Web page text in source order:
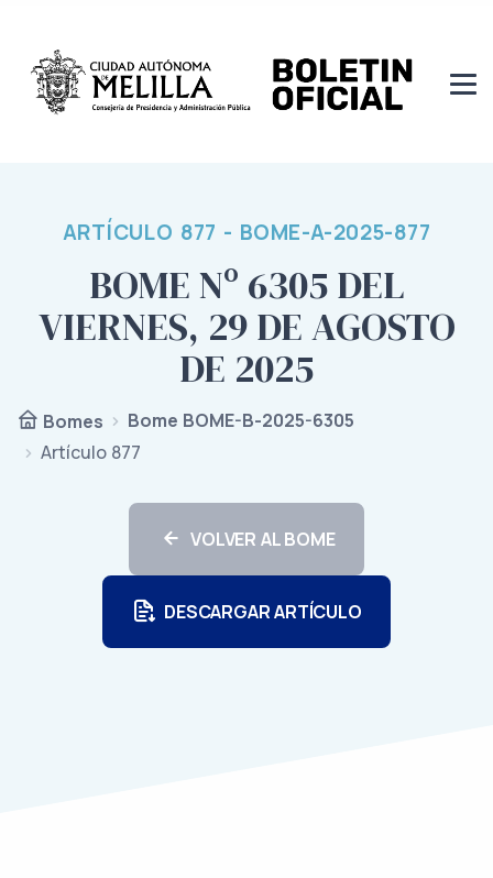
ARTÍCULO 877 - BOME-A-2025-877
BOME Nº 6305 DEL
VIERNES, 29 DE AGOSTO
DE 2025
Bomes
Bome BOME-B-2025-6305
Artículo 877
VOLVER AL BOME
DESCARGAR ARTÍCULO